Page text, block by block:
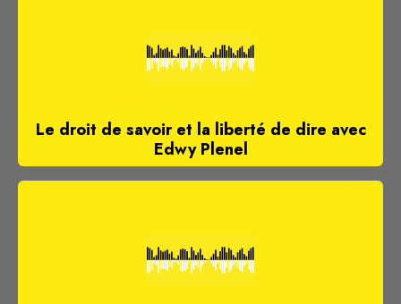
Le droit de savoir et la liberté de dire avec
Edwy Plenel